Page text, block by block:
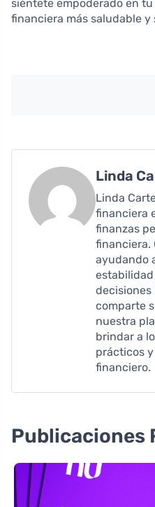
siéntete empoderado en
financiera más saludable y
Linda
Linda
financiera
finanzas
financiera.
ayudando
decisiones
comparte
nuestra
brindar a
prácticos
financiero.
Publicaciones